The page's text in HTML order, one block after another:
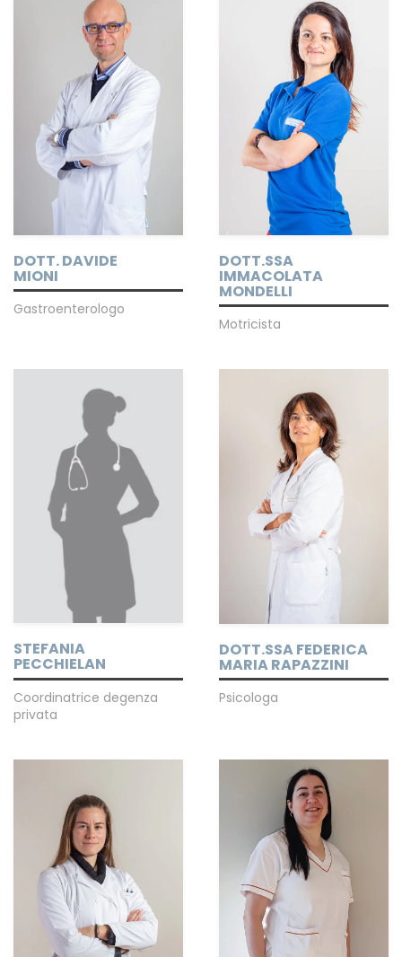
DOTT. DAVIDE
MIONI
Gastroenterologo
DOTT.SSA
IMMACOLATA
MONDELLI
Motricista
STEFANIA
PECCHIELAN
Coordinatrice degenza
privata
DOTT.SSA FEDERICA
MARIA RAPAZZINI
Psicologa